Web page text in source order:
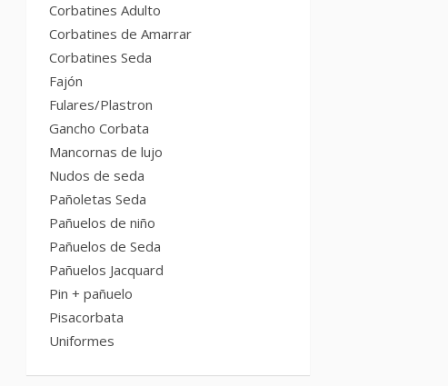
Corbatines Adulto
Corbatines de Amarrar
Corbatines Seda
Fajón
Fulares/Plastron
Gancho Corbata
Mancornas de lujo
Nudos de seda
Pañoletas Seda
Pañuelos de niño
Pañuelos de Seda
Pañuelos Jacquard
Pin + pañuelo
Pisacorbata
Uniformes